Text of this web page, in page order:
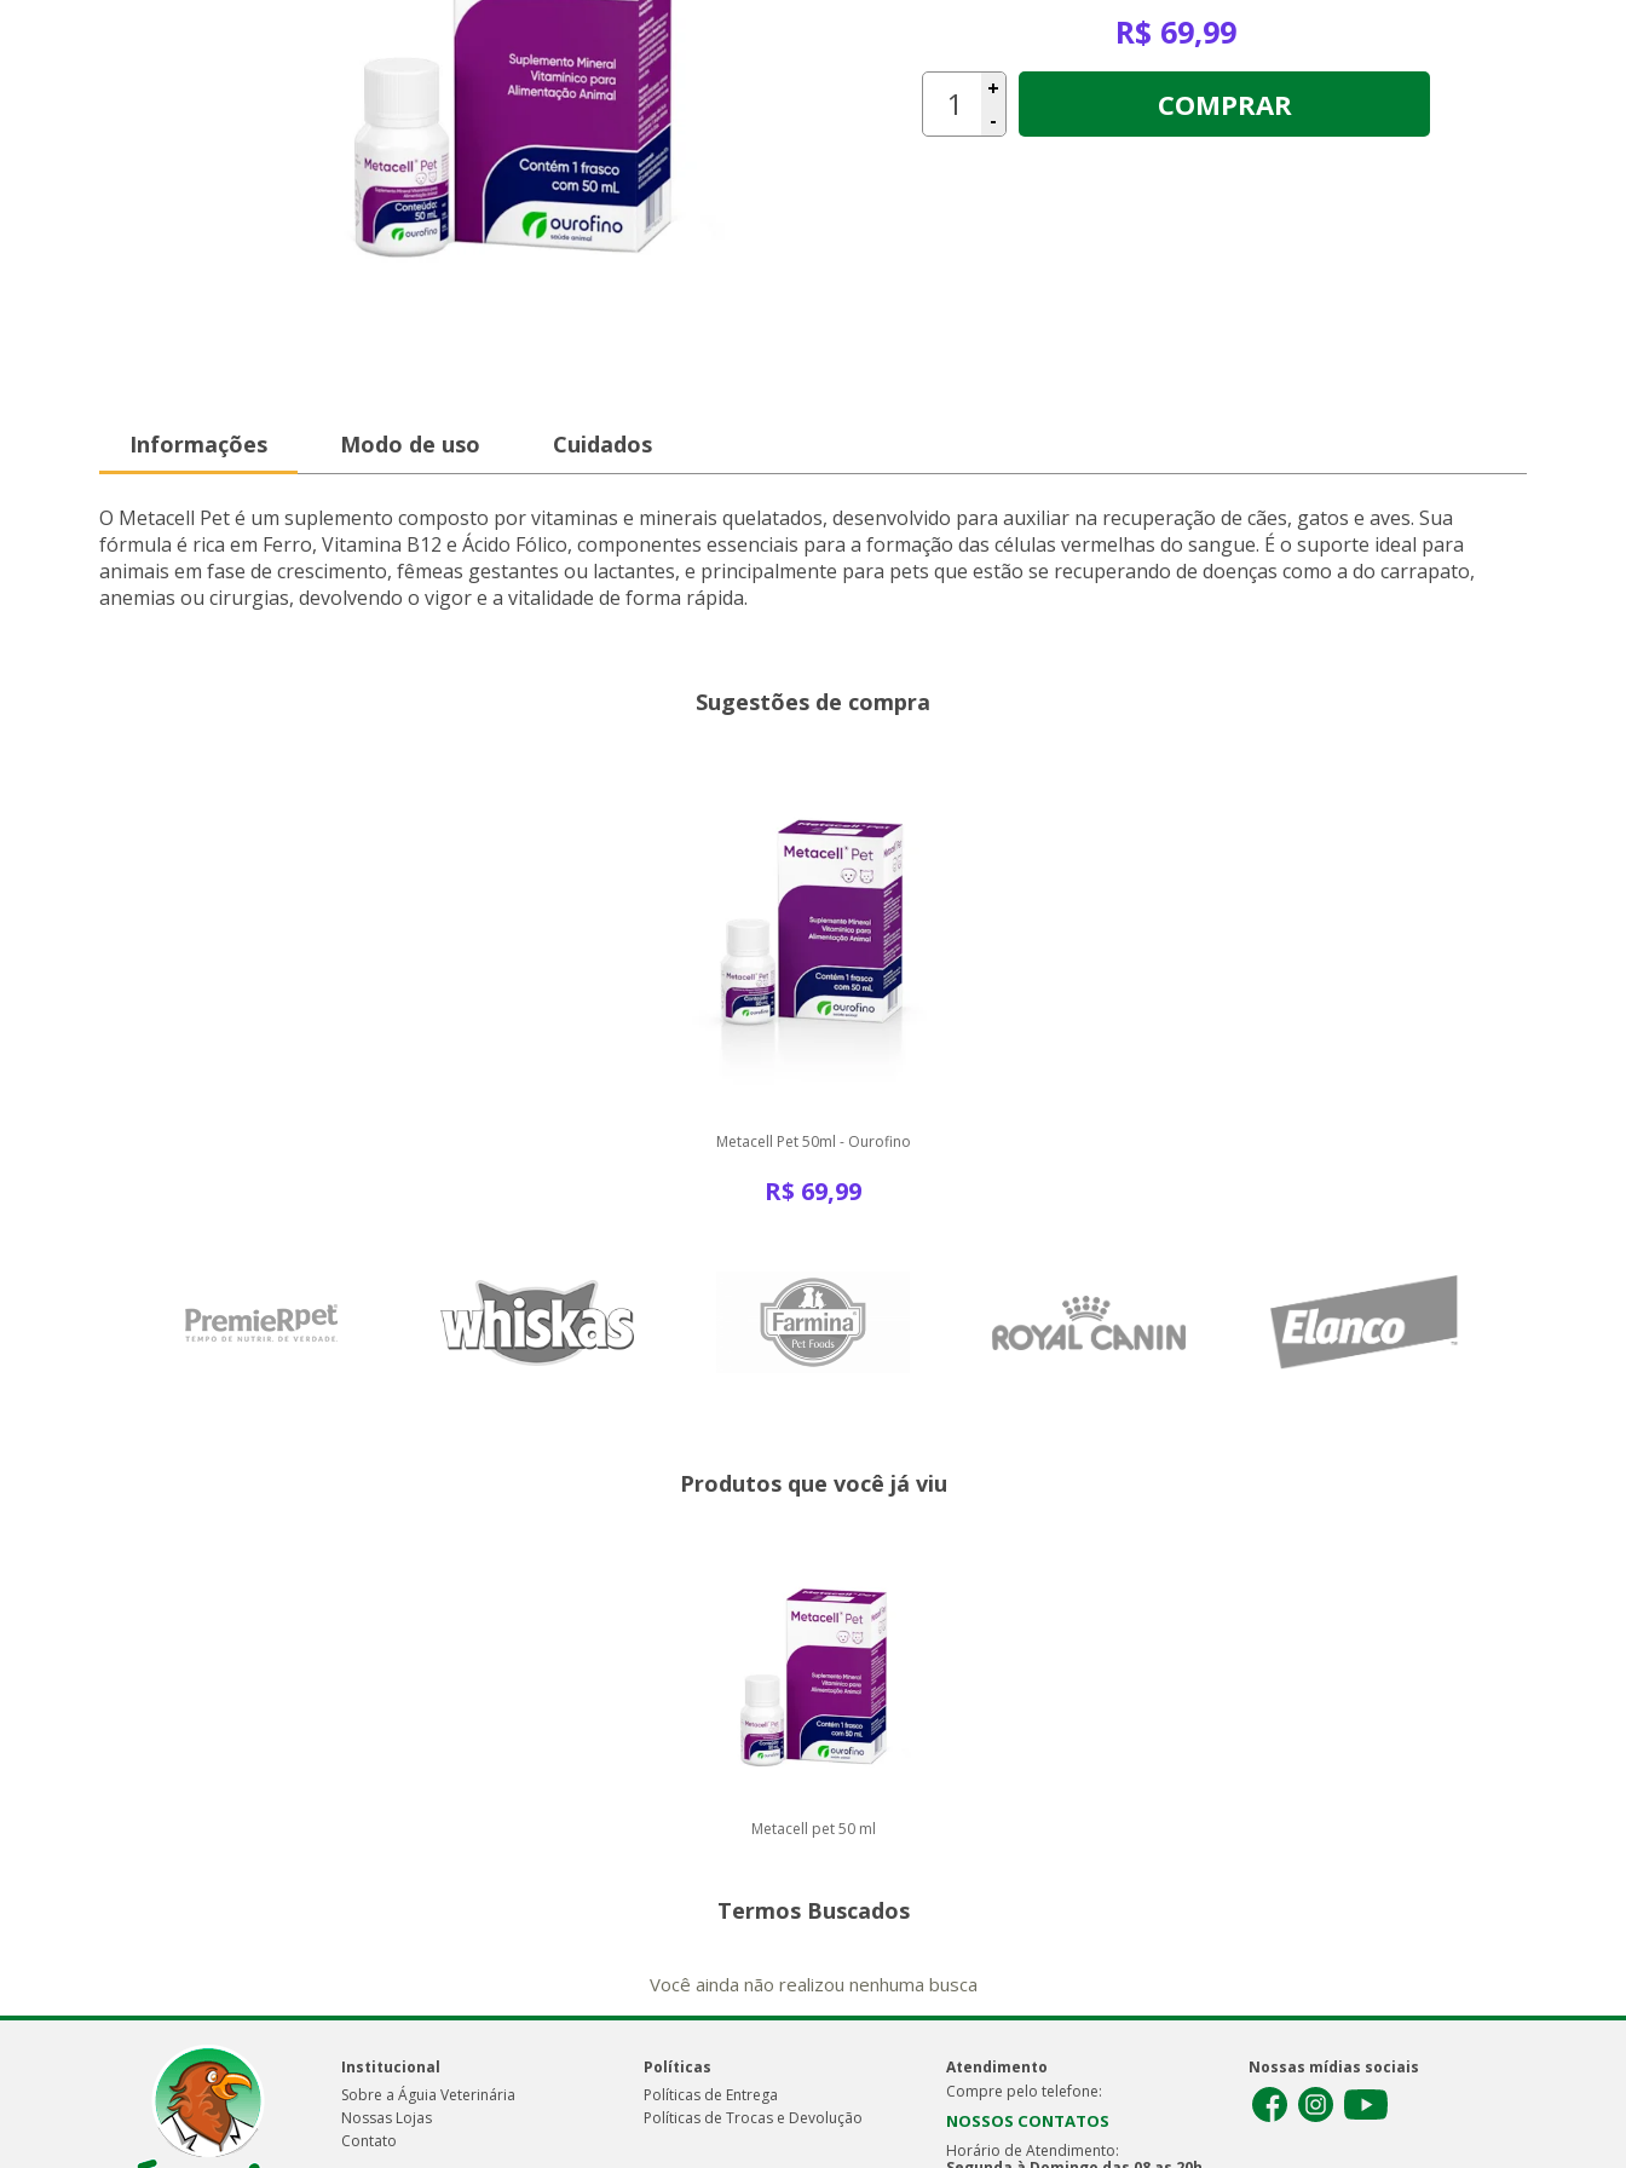
R$ 69,99
+
-
COMPRAR
Informações Modo de uso Cuidados
O Metacell Pet é um suplemento composto por vitaminas e minerais quelatados, desenvolvido para auxiliar na recuperação de cães, gatos e aves. Sua
fórmula é rica em Ferro, Vitamina B12 e Ácido Fólico, componentes essenciais para a formação das células vermelhas do sangue. É o suporte ideal para
animais em fase de crescimento, fêmeas gestantes ou lactantes, e principalmente para pets que estão se recuperando de doenças como a do carrapato,
anemias ou cirurgias, devolvendo o vigor e a vitalidade de forma rápida.
Sugestões de compra
Metacell Pet 50ml - Ourofino
R$ 69,99
Produtos que você já viu
Metacell pet 50 ml
Termos Buscados
Você ainda não realizou nenhuma busca
Institucional
Sobre a Águia Veterinária
Nossas Lojas
Contato
Políticas
Políticas de Entrega
Políticas de Trocas e Devolução
Atendimento
Compre pelo telefone:
NOSSOS CONTATOS
Horário de Atendimento:
Nossas mídias sociais